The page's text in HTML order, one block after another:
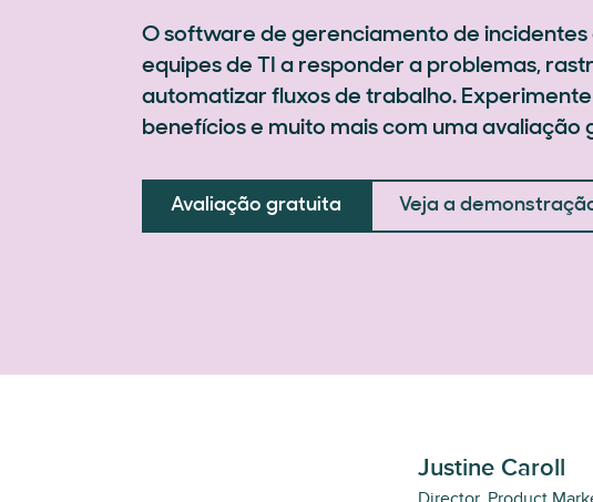
O software de gerenciamento de incidentes
equipes de TI a responder a problemas,
automatizar fluxos de trabalho.
benefícios e muito mais com uma avaliação
Avaliação gratuita Veja a
Justine Caroll